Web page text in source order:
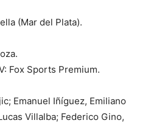
(Mar del Plata).
Fox Sports Premium.
Emanuel Iñíguez, Emiliano
Villalba; Federico Gino,